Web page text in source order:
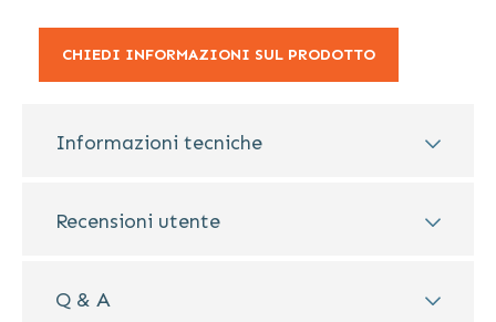
CHIEDI INFORMAZIONI SUL PRODOTTO
Informazioni tecniche
Recensioni utente
Q & A